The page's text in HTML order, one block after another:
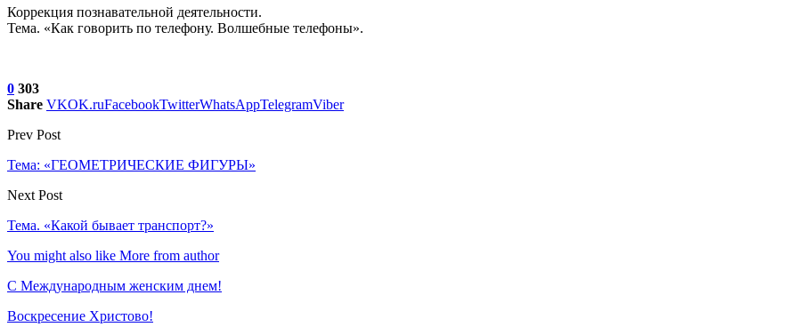
Коррекция познавательной деятельности.
Тема. «Как говорить по телефону. Волшебные телефоны».
0 303
Share VKOK.ruFacebookTwitterWhatsAppTelegramViber
Prev Post
Тема: «ГЕОМЕТРИЧЕСКИЕ ФИГУРЫ»
Next Post
Тема. «Какой бывает транспорт?»
You might also like More from author
С Международным женским днем!
Воскресение Xристово!